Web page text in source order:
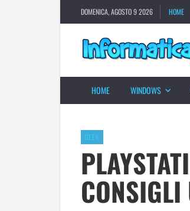
DOMENICA, AGOSTO 9 2026 HOME
HOME WINDOWS
GEEK